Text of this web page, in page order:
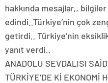
hakkında mesajlar,,
edindi..Türkiye’nin çok
getirdi.. Türkiye’nin
yanıt verdi..
ANADOLU SEVDALISI
TÜRKİYE’DE Kİ EKONOMİ